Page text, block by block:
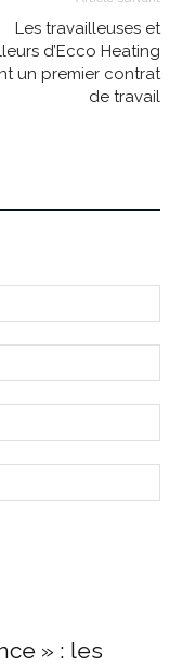
Les travailleuses et
d’Ecco Heating
un premier contrat
de travail
» : les